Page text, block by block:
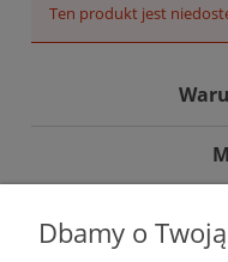
Ten produkt jest
Dbamy o